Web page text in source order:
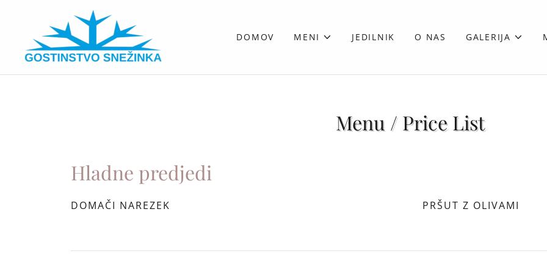
DOMOV MENI JEDILNIK O NAS GALERIJA
Menu / Price List
Hladne predjedi
DOMAČI NAREZEK PRŠUT Z OLIVAMI